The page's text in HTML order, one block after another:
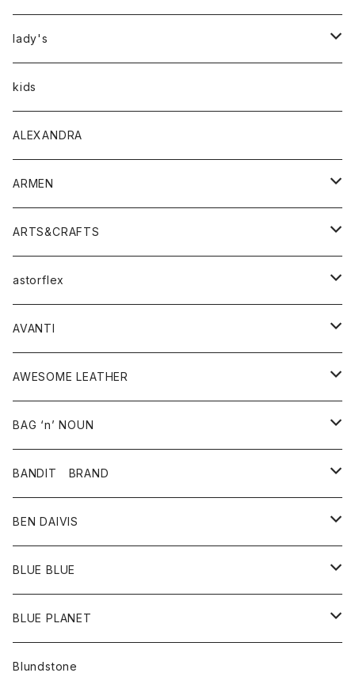
アウター
トップス
Tシャツ
シャツ
ボトムス
lady's
アウター
トップス
Tシャツ・カットソー
シャツ・ブラウス
ボトムス
パンツ
スカート
ワンピース・オールインワン
バッグ
シューズ
アクセサリー
その他雑貨
kids
ALEXANDRA
ARMEN
アウター
コート
ジャケット
トップス
ベスト
シャツ
ワンピース
ボトム
スカート
パンツ
グッズ
靴
ARTS&CRAFTS
アクセサリー
ウォレット
バッグ
astorflex
グッズ
靴
AVANTI
シャツ
AWESOME LEATHER
アウター
革ジャケット
BAG ‘n’ NOUN
アクセサリー
バッグ
ポーチ
BANDIT BRAND
トップス
Ｔシャツ
BEN DAIVIS
ポトム
パンツ
BLUE BLUE
アウター
カーディガン
アクセサリー
BLUE PLANET
サングラス
Blundstone